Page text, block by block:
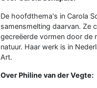
De hoofdthema's in Carola
samensmelting daarvan. Ze
gecreëerde vormen door de
natuur. Haar werk is in
Art.
Over Philine van der Vegte: